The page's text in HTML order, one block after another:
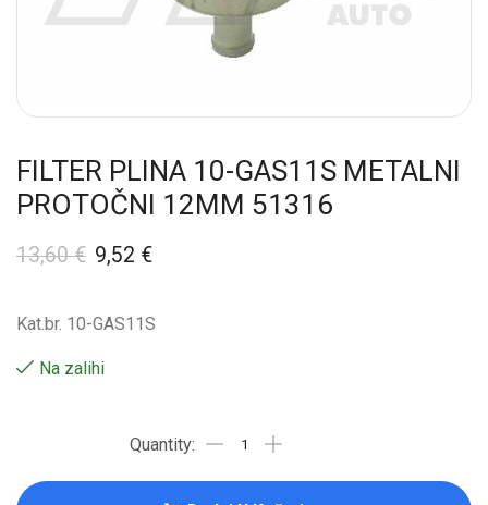
FILTER PLINA 10-GAS11S METALNI
PROTOČNI 12MM 51316
13,60€ 9,52 €
Kat.br. 10-GAS11S
Na zalihi